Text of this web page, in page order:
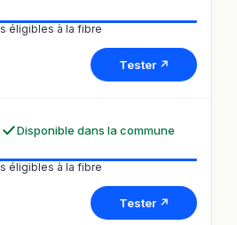
éligibles à la fibre
Tester ↗
Disponible dans la commune
éligibles à la fibre
Tester ↗